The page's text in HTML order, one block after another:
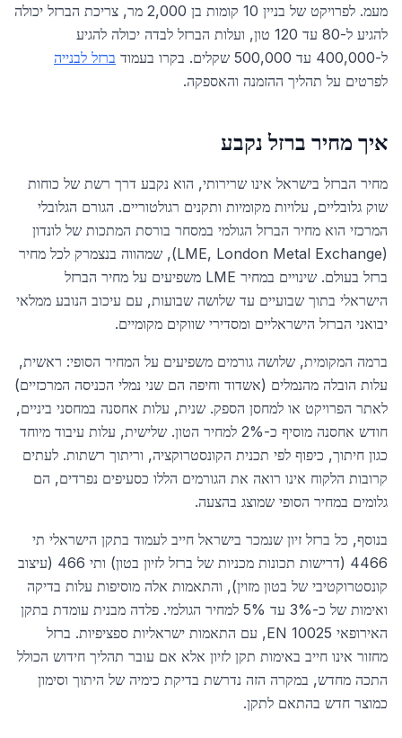
מעמ. לפרויקט של בניין 10 קומות בן 2,000 מר, צריכת הברזל יכולה
להגיע ל-80 עד 120 טון, ועלות הברזל לבדה יכולה להגיע
ל-400,000 עד 500,000 שקלים. בקרו בעמוד
ברזל לבנייה
לפרטים על תהליך ההזמנה והאספקה.
איך מחיר ברזל נקבע
מחיר הברזל בישראל אינו שרירותי, הוא נקבע דרך רשת של כוחות
שוק גלובליים, עלויות מקומיות ותקנים רגולטוריים. הגורם הגלובלי
המרכזי הוא מחיר הברזל הגולמי במסחר בורסת המתכות של לונדון
(LME, London Metal Exchange), שמהווה בנצמרק לכל מחיר
ברזל בעולם. שינויים במחיר LME משפיעים על מחיר הברזל
הישראלי בתוך שבועיים עד שלושה שבועות, עם עיכוב הנובע ממלאי
יבואני הברזל הישראליים ומסדירי שווקים מקומיים.
ברמה המקומית, שלושה גורמים משפיעים על המחיר הסופי: ראשית,
עלות הובלה מהנמלים (אשדוד וחיפה הם שני נמלי הכניסה המרכזיים)
לאתר הפרויקט או למחסן הספק. שנית, עלות אחסנה במחסני ביניים,
חודש אחסנה מוסיף כ-2% למחיר הטון. שלישית, עלות עיבוד מיוחד
כגון חיתוך, כיפוף לפי תכנית הקונסטרוקציה, וריתוך רשתות. לעתים
קרובות הלקוח אינו רואה את הגורמים הללו כסעיפים נפרדים, הם
גלומים במחיר הסופי שמוצג בהצעה.
בנוסף, כל ברזל זיון שנמכר בישראל חייב לעמוד בתקן הישראלי תי
4466 (דרישות תכונות מכניות של ברזל לזיון בטון) ותי 466 (עיצוב
קונסטרוקטיבי של בטון מזוין), והתאמות אלה מוסיפות עלות בדיקה
ואימות של כ-3% עד 5% למחיר הגולמי. פלדה מבנית עומדת בתקן
האירופאי EN 10025, עם התאמות ישראליות ספציפיות. ברזל
מחזור אינו חייב באימות תקן לזיון אלא אם עובר תהליך חידוש הכולל
התכה מחדש, במקרה הזה נדרשת בדיקת כימיה של היתוך וסימון
כמוצר חדש בהתאם לתקן.